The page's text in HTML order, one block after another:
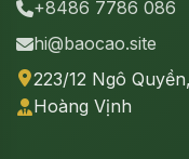
+8486 7786 086
hi@baocao.site
223/12 Ngô
Hoàng Vịnh